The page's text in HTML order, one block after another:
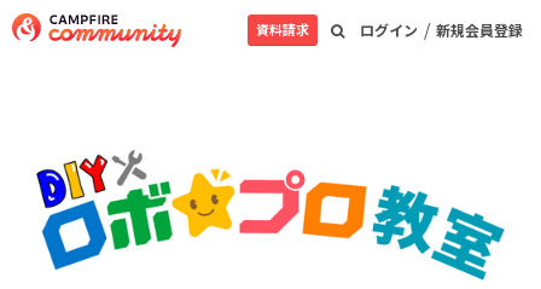
ログイン / 新規会員登録
資料請求